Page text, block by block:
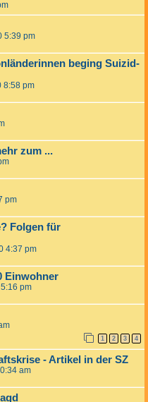
5:39 pm
beging Suizid-
8:58 pm
zum ...
pm
Folgen für
4:37 pm
Einwohner
pm
1 2 3 4
- Artikel in der SZ
am